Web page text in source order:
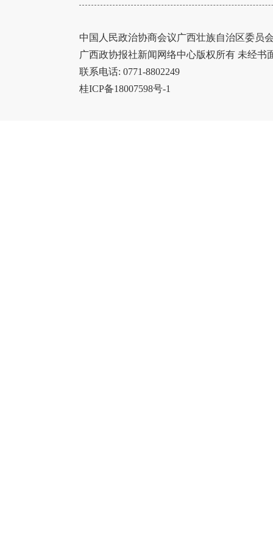
中国人民政治协商会议广西壮族自治区委员
广西政协报社新闻网络中心版权所有 未经书
联系电话: 0771-8802249
桂ICP备18007598号-1